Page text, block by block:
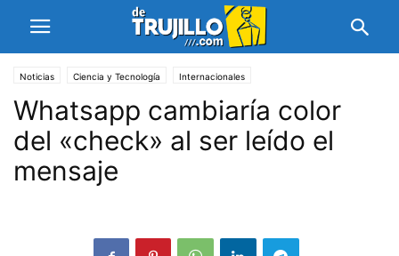
Noticias Ciencia y Tecnología Internacionales
Whatsapp cambiaría color
del «check» al ser leído el
mensaje